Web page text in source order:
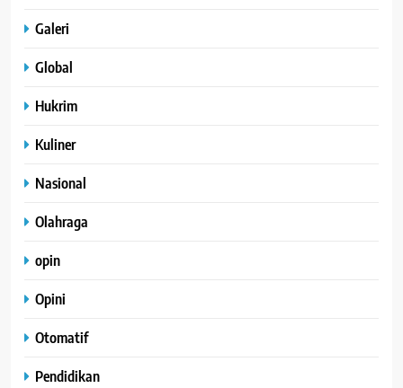
Galeri
Global
Hukrim
Kuliner
Nasional
Olahraga
opin
Opini
Otomatif
Pendidikan